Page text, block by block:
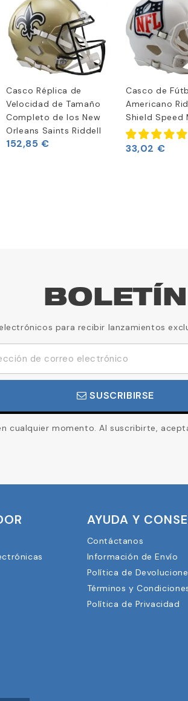
Casco Réplica de
Velocidad de Tamaño
Completo de los New
Orleans Saints Riddell
152,85 €
Casco de
Americano
Shield Speed
33,02 €
BOLETÍN
para recibir lanzamientos
SUSCRIBIRSE
cualquier momento. Al suscribirte,
AYUDA Y
Contáctanos
Información de Envío
Política de
Términos y
Política de Privacidad